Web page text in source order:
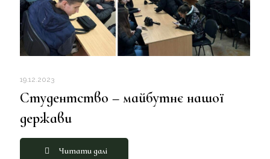
19.12.2023
Студентство – майбутнє нашої
держави
Читати далі